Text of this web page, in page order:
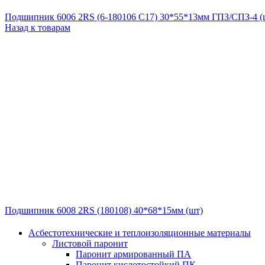
Подшипник 6006 2RS (6-180106 С17) 30*55*13мм ГПЗ/СПЗ-4
Назад к товарам
Подшипник 6008 2RS (180108) 40*68*15мм (шт)
Асбестотехнические и теплоизоляционные материалы
Листовой паронит
Паронит армированный ПА